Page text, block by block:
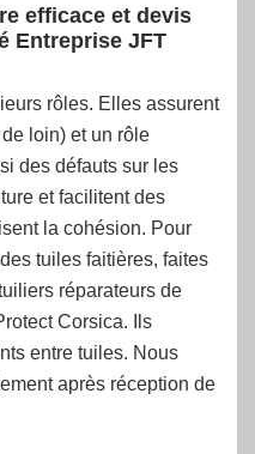
efficace et devis
Entreprise JFT
rôles. Elles assurent
loin) et un rôle
des défauts sur les
et facilitent des
la cohésion. Pour
tuiles faitières, faites
réparateurs de
Corsica. Ils
entre tuiles. Nous
après réception de